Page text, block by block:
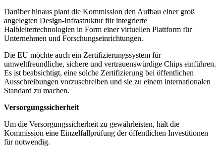
Darüber hinaus plant die Kommission den Aufbau einer groß
angelegten Design-Infrastruktur für integrierte
Halbleitertechnologien in Form einer virtuellen Plattform für
Unternehmen und Forschungseinrichtungen.
Die EU möchte auch ein Zertifizierungssystem für
umweltfreundliche, sichere und vertrauenswürdige Chips einführen.
Es ist beabsichtigt, eine solche Zertifizierung bei öffentlichen
Ausschreibungen vorzuschreiben und sie zu einem internationalen
Standard zu machen.
Versorgungssicherheit
Um die Versorgungssicherheit zu gewährleisten, hält die
Kommission eine Einzelfallprüfung der öffentlichen Investitionen
für notwendig.